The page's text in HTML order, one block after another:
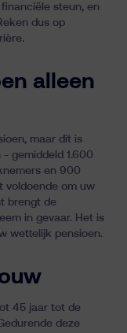
steun, en
dus op
alleen
maar dit is
gemiddeld 1.600
en 900
voldoende om uw
brengt de
in gevaar. Het is
wettelijk pensioen.
45 jaar tot de
deze